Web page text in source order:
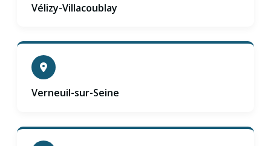
Vélizy-Villacoublay
Verneuil-sur-Seine